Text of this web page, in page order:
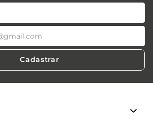
Cadastrar